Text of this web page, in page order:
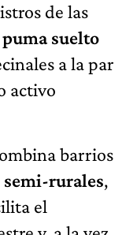
de las
puma suelto
a la par
activo
barrios
semi-rurales,
el